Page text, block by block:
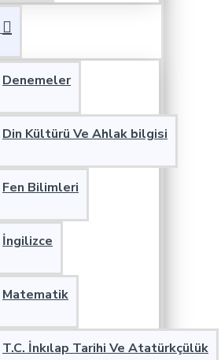
Denemeler
Din Kültürü Ve Ahlak bilgisi
Fen Bilimleri
İngilizce
Matematik
T.C. İnkılap Tarihi Ve Atatürkçülük